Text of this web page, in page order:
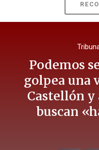
Podemos
golpea una
Castellón y
buscan